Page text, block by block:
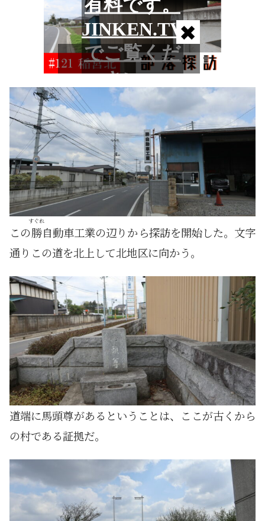
この勝
すぐれ
自動車工業の辺りから探訪を開始した。文字
通りこの道を北上して北地区に向かう。
道端に馬頭尊があるということは、ここが古くから
の村である証拠だ。